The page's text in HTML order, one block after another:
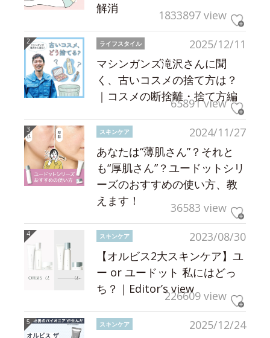
解消
1833897 view
2025/12/11
ライフスタイル
マシンガンズ滝沢さんに聞
く、古いコスメの捨て方は？
｜コスメの断捨離・捨て方編
65891 view
2024/11/27
スキンケア
あなたは“薄肌さん”？それと
も“厚肌さん”？ユードットシリ
ーズのおすすめの使い方、教
えます！
36583 view
2023/08/30
スキンケア
【オルビス2大スキンケア】ユ
ー or ユードット 私にはどっ
ち？｜Editor’s view226609 view
2025/12/24
スキンケア